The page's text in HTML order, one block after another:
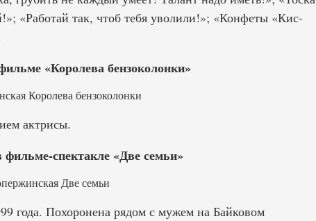
«Работай так, чтоб тебя уволили!»; «Конфеты «Кис-
«Королева бензоколонки»
актрисы.
спектакле «Две семьи»
года. Похоронена рядом с мужем на Байковом